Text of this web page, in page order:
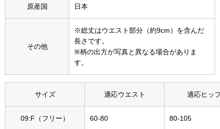
ウオッチ／ア
ウオッチ
ネックレス
ブレスレット
原産国 日本
その他
※総丈はウエスト部分（約9cm）を含んだ
長さです。
※柄の出方が写真と異なる場合がありま
す。
サイズ 適応ウエスト 適応ヒッ
09:F（フリー） 60-80 80-105